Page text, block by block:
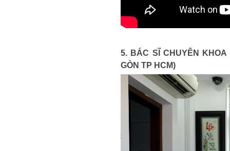
5. BÁC SĨ CHUYÊN
GÒN TP HCM)